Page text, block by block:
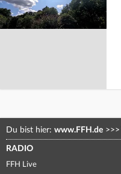
Du bist hier: www.FFH.de >>>
RADIO
FFH Live